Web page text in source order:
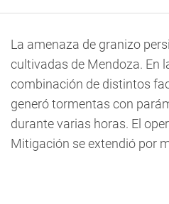
La amenaza de granizo
cultivadas de Mendoza. En
combinación de distintos
generó tormentas con
durante varias horas. El
Mitigación se extendió por